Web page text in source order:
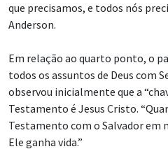
que precisamos, e todos nós
Anderson.
Em relação ao quarto ponto, o
todos os assuntos de Deus com
observou inicialmente que a
Testamento é Jesus Cristo.
Testamento com o Salvador em
Ele ganha vida.”